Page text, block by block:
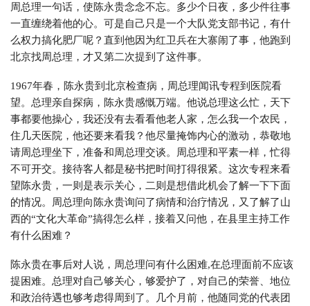
周总理一句话，使陈永贵念念不忘。多少个日夜，多少件往事
一直缠绕着他的心。可是自己只是一个大队党支部书记，有什
么权力搞化肥厂呢？直到他因为红卫兵在大寨闹了事，他跑到
北京找周总理，才又第二次提到了这件事。
1967年春，陈永贵到北京检查病，周总理闻讯专程到医院看
望。总理亲自探病，陈永贵感慨万端。他说总理这么忙，天下
事都要他操心，我还没有去看看他老人家，怎么我一个农民，
住几天医院，他还要来看我？他尽量掩饰内心的激动，恭敬地
请周总理坐下，准备和周总理交谈。周总理和平素一样，忙得
不可开交。接待客人都是秘书把时间打得很紧。这次专程来看
望陈永贵，一则是表示关心，二则是想借此机会了解一下下面
的情况。周总理向陈永贵询问了病情和治疗情况，又了解了山
西的“文化大革命”搞得怎么样，接着又问他，在县里主持工作
有什么困难？
陈永贵在事后对人说，周总理问有什么困难,在总理面前不应该
提困难。总理对自己够关心，够爱护了，对自己的荣誉、地位
和政治待遇也够考虑得周到了。几个月前，他随同党的代表团